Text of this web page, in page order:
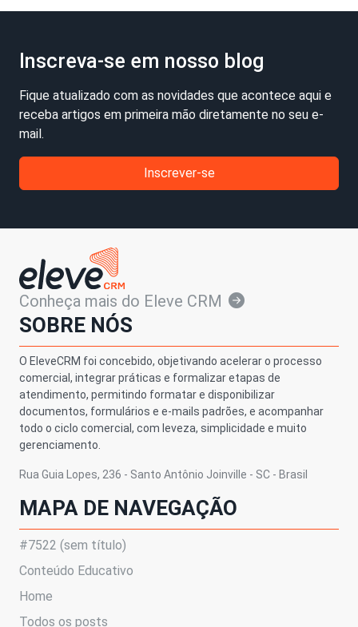
Inscreva-se em nosso blog
Fique atualizado com as novidades que acontece aqui e
receba artigos em primeira mão diretamente no seu e-
mail.
Inscrever-se
Conheça mais do Eleve CRM
SOBRE NÓS
O EleveCRM foi concebido, objetivando acelerar o processo
comercial, integrar práticas e formalizar etapas de
atendimento, permitindo formatar e disponibilizar
documentos, formulários e e-mails padrões, e acompanhar
todo o ciclo comercial, com leveza, simplicidade e muito
gerenciamento.
Rua Guia Lopes, 236 - Santo Antônio Joinville - SC - Brasil
MAPA DE NAVEGAÇÃO
#7522 (sem título)
Conteúdo Educativo
Home
Todos os posts